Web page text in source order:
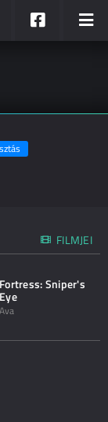
FILMJEI
Fortress: Sniper's
Eye
Ava